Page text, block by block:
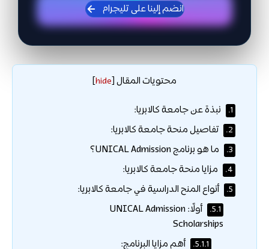
انضم إلينا على تليجرام
محتويات المقال [
hide
]
1. نبذة عن جامعة كالابريا:
2. تفاصيل منحة جامعة كالابريا:
3. ما هو برنامج UNICAL Admission؟
4. مزايا منحة جامعة كالابريا:
5. أنواع المنح الدراسية في جامعة كالابريا:
5.1.
أولًا: UNICAL Admission
Scholarships
5.1.1. أهم مزايا البرنامج: